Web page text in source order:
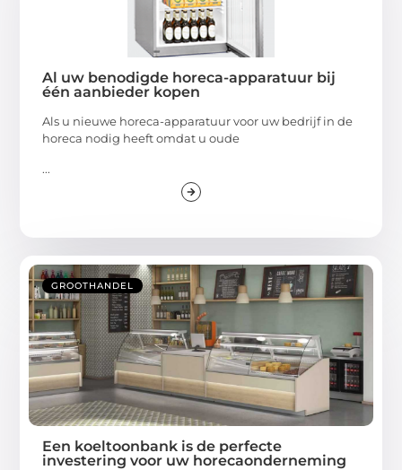
Al uw benodigde horeca-apparatuur bij
één aanbieder kopen
Als u nieuwe horeca-apparatuur voor uw bedrijf in de
horeca nodig heeft omdat u oude
...
GROOTHANDEL
Een koeltoonbank is de perfecte
investering voor uw horecaonderneming